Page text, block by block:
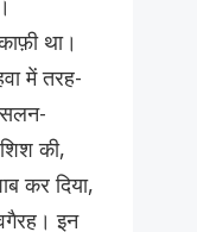
था।
में तरह-
की,
कर दिया,
इन